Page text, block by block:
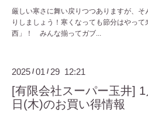
厳しい寒さに舞い戻りつつありますが、
りしましょう！寒くなっても節分はやっ
西」！ みんな揃ってガブ...
2025 /01 / 29 12:21
[有限会社スーパー玉井]
日(木)のお買い得情報